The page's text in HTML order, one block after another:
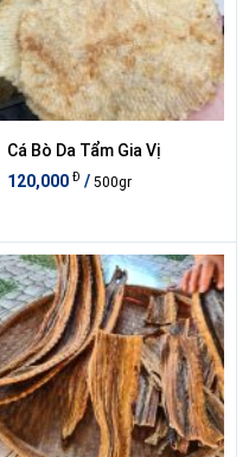
Cá Bò Da Tẩm Gia Vị
120,000 Đ / 500gr